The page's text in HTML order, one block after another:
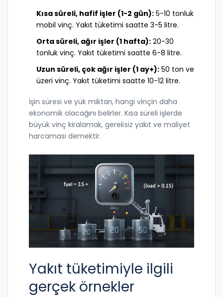
Kısa süreli, hafif işler (1-2 gün): 5-10 tonluk
mobil vinç. Yakıt tüketimi saatte 3-5 litre.
Orta süreli, ağır işler (1 hafta): 20-30
tonluk vinç. Yakıt tüketimi saatte 6-8 litre.
Uzun süreli, çok ağır işler (1 ay+): 50 ton ve
üzeri vinç. Yakıt tüketimi saatte 10-12 litre.
İşin süresi ve yük miktarı, hangi vinçin daha
ekonomik olacağını belirler. Kısa süreli işlerde
büyük vinç kiralamak, gereksiz yakıt ve maliyet
harcaması demektir.
Yakıt tüketimiyle ilgili
gerçek örnekler